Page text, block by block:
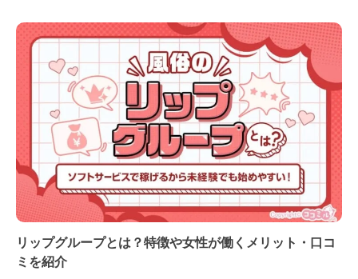
リップグループとは？特徴や女性が働くメリット・口コ
ミを紹介